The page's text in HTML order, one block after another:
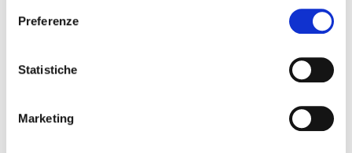
Preferenze
Statistiche
Marketing